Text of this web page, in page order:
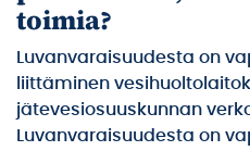
toimia?
Luvanvaraisuudesta on
liittäminen
jätevesiosuuskunnan
Luvanvaraisuudesta on